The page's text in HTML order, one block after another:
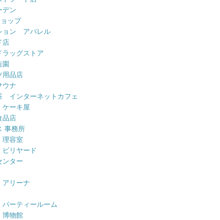
デン
ップ
ョン アパレル
店
ッグストア
用品店
ナ
インターネットカフェ
ーキ屋
品店
事務所
容室
リヤード
ンター
リーナ
ーティールーム
物館